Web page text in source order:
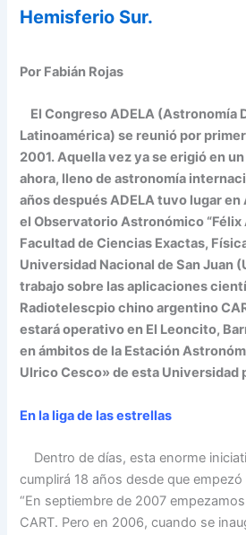
Hemisferio Sur.
Por Fabián Rojas
El Congreso ADELA (Astronomía
Latinoamérica) se reunió por
2001. Aquella vez ya se erigió en
ahora, lleno de astronomía
años después ADELA tuvo lugar en
el Observatorio Astronómico “Félix
Facultad de Ciencias Exactas,
Universidad Nacional de San Juan
trabajo sobre las aplicaciones
Radiotelescpio chino argentino
estará operativo en El Leoncito,
en ámbitos de la Estación
Ulrico Cesco» de esta Universidad
En la liga de las estrellas
Dentro de días, esta enorme
cumplirá 18 años desde que
“En septiembre de 2007
CART. Pero en 2006, cuando se